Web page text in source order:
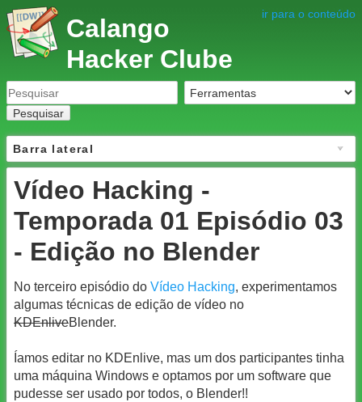
ir para o conteúdo
Calango
Hacker Clube
Pesquisar
Barra lateral
Vídeo Hacking -
Temporada 01 Episódio 03
- Edição no Blender
No terceiro episódio do Vídeo Hacking, experimentamos
algumas técnicas de edição de vídeo no
KDEnliveBlender.
Íamos editar no KDEnlive, mas um dos participantes tinha
uma máquina Windows e optamos por um software que
pudesse ser usado por todos, o Blender!!